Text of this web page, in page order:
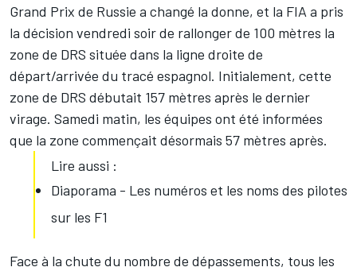
Grand Prix de Russie a changé la donne, et la FIA a pris
la décision vendredi soir de rallonger de 100 mètres la
zone de DRS située dans la ligne droite de
départ/arrivée du tracé espagnol. Initialement, cette
zone de DRS débutait 157 mètres après le dernier
virage. Samedi matin, les équipes ont été informées
que la zone commençait désormais 57 mètres après.
Lire aussi :
Diaporama - Les numéros et les noms des pilotes
sur les F1
Face à la chute du nombre de dépassements, tous les